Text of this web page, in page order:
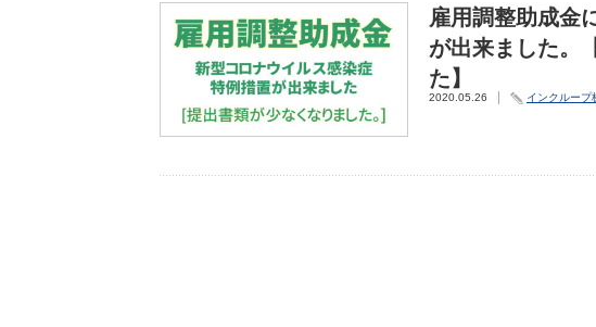
雇用調整助成金
が出来ました。
た】
2020.05.26 インクループ